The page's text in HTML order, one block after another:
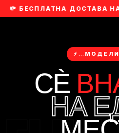
💸 БЕСПЛАТНА ДОСТАВА
⚡ … МОДЕЛИ
СЀ
НА